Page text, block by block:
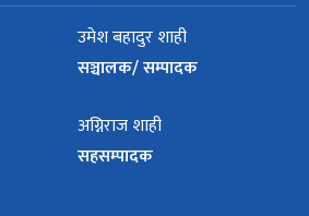
उमेश बहादुर शाही
सञ्चालक/ सम्पादक
अग्निराज शाही
सहसम्पादक